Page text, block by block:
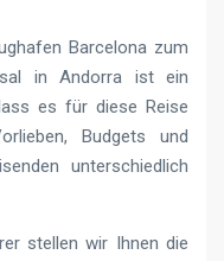
Barcelona zum
in Andorra ist ein
es für diese Reise
Budgets und
unterschiedlich
stellen wir Ihnen die